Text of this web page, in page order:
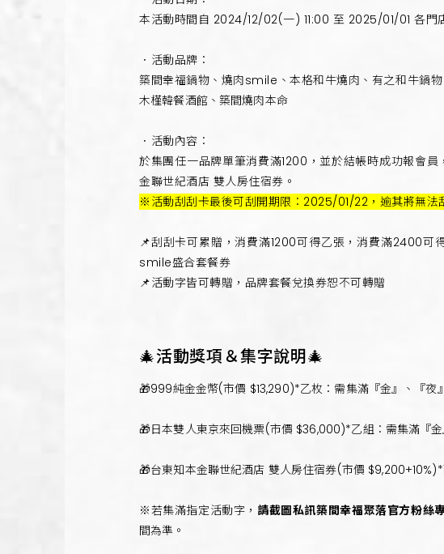
本活動時間自 2024/12/02(一) 11:00 至 2025/01/01 各門
．活動品牌：
築間幸福鍋物、燒肉smile、本格和牛燒肉、有之和牛鍋物
木槿韓餐酒館、築間燒肉本命
．活動內容：
於集團任一品牌單筆消費滿1200，並於結帳時成功報會員
金聯世紀酒店 雙人房住宿券。
※活動刮刮卡最後可刮開期限：2025/01/22，逾其將無法
📌刮刮卡可累贈，消費滿1200可得乙張，消費滿2400
smile盛合套餐券
📌活動字皆可轉贈，品牌套餐兌換券恕不可轉贈
🎄活動獎項＆集字說明🎄
🎁999純金金幣(市價 $13,290)*乙枚：需集滿『金』、『夜
🎁日本雙人東京來回機票(市價 $36,000)*乙組：需集滿『
🎁台東知本金聯世紀酒店 雙人房住宿券(市價
※若集滿指定活動字， 請截圖私訊築間幸福聚落官方粉絲
間為準。